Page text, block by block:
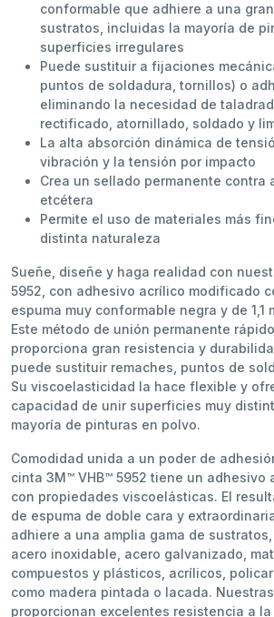
conformable que adhiere a una
sustratos, incluidas la mayoría de
superficies irregulares
Puede sustituir a fijaciones
puntos de soldadura, tornillos) o
eliminando la necesidad de
rectificado, atornillado, soldado y
La alta absorción dinámica de
vibración y la tensión por impacto
Crea un sellado permanente contra
etcétera
Permite el uso de materiales más
distinta naturaleza
Sueñe, diseñe y haga realidad con
5952, con adhesivo acrílico modificado
espuma muy conformable negra y de 1,1
Este método de unión permanente
proporciona gran resistencia y
puede sustituir remaches, puntos de
Su viscoelasticidad la hace flexible y
capacidad de unir superficies muy
mayoría de pinturas en polvo.
Comodidad unida a un poder de
cinta 3M™ VHB™ 5952 tiene un adhesivo
con propiedades viscoelásticas. El
de espuma de doble cara y
adhiere a una amplia gama de
acero inoxidable, acero galvanizado,
compuestos y plásticos, acrílicos,
como madera pintada o lacada.
proporcionan excelentes resistencia a la